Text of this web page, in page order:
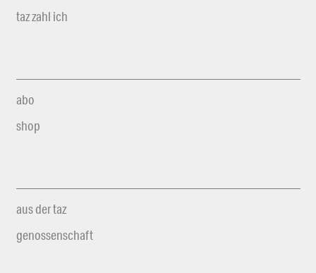
taz zahl ich
abo
shop
aus der taz
genossenschaft